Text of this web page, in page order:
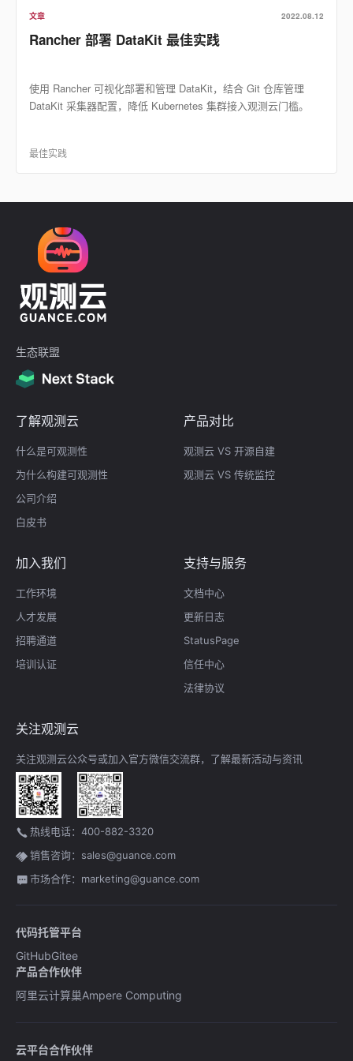
文章 2022.08.12
Rancher 部署 DataKit 最佳实践
使用 Rancher 可视化部署和管理 DataKit，结合 Git 仓库管理
DataKit 采集器配置，降低 Kubernetes 集群接入观测云门槛。
最佳实践
生态联盟
了解观测云
什么是可观测性
为什么构建可观测性
公司介绍
白皮书
产品对比
观测云 VS 开源自建
观测云 VS 传统监控
加入我们
工作环境
人才发展
招聘通道
培训认证
支持与服务
文档中心
更新日志
StatusPage
信任中心
法律协议
关注观测云
关注观测云公众号或加入官方微信交流群，了解最新活动与资讯
热线电话：400-882-3320
销售咨询：sales@guance.com
市场合作：marketing@guance.com
代码托管平台
GitHubGitee
产品合作伙伴
阿里云计算巢Ampere Computing
云平台合作伙伴